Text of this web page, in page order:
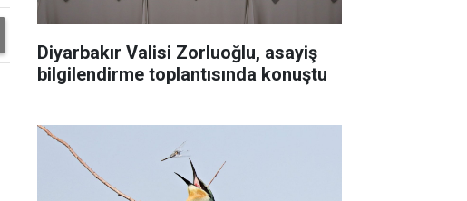
Diyarbakır Valisi Zorluoğlu, asayiş
bilgilendirme toplantısında konuştu